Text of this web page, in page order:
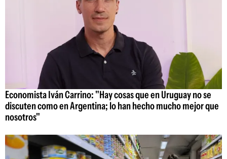
Economista Iván Carrino: "Hay cosas que en Uruguay no se
discuten como en Argentina; lo han hecho mucho mejor que
nosotros"